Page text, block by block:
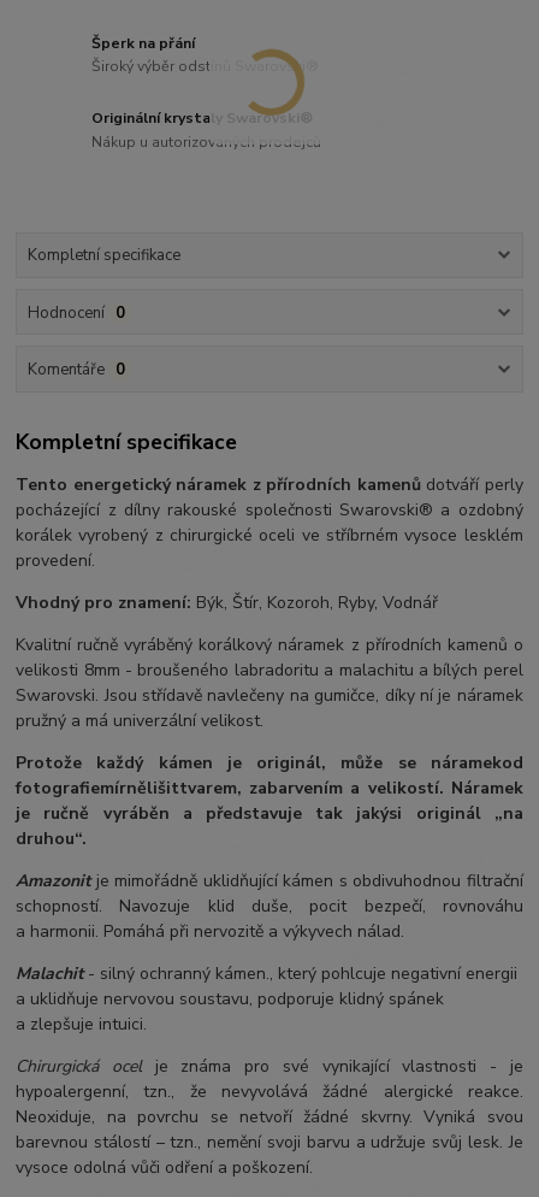
Šperk na přání
Široký výběr odstínů Swarovski®
Originální krystaly Swarovski®
Nákup u autorizovaných prodejců
Kompletní specifikace
Hodnocení 0
Komentáře 0
Kompletní specifikace
Tento energetický náramek z přírodních kamenů dotváří perly
pocházející z dílny rakouské společnosti Swarovski® a ozdobný
korálek vyrobený z chirurgické oceli ve stříbrném vysoce lesklém
provedení.
Vhodný pro znamení: Býk, Štír, Kozoroh, Ryby, Vodnář
Kvalitní ručně vyráběný korálkový náramek z přírodních kamenů o
velikosti 8mm - broušeného labradoritu a malachitu a bílých perel
Swarovski. Jsou střídavě navlečeny na gumičce, díky ní je náramek
pružný a má univerzální velikost.
Protože každý kámen je originál, může se náramekod
fotografiemírnělišittvarem, zabarvením a velikostí. Náramek
je ručně vyráběn a představuje tak jakýsi originál „na
druhou“.
Amazonit je mimořádně uklidňující kámen s obdivuhodnou filtrační
schopností. Navozuje klid duše, pocit bezpečí, rovnováhu
a harmonii. Pomáhá při nervozitě a výkyvech nálad.
Malachit- silný ochranný kámen., který pohlcuje negativní energii
a uklidňuje nervovou soustavu, podporuje klidný spánek
a zlepšuje intuici.
Chirurgická ocelje známa pro své vynikající vlastnosti - je
hypoalergenní, tzn., že nevyvolává žádné alergické reakce.
Neoxiduje, na povrchu se netvoří žádné skvrny. Vyniká svou
barevnou stálostí – tzn., nemění svoji barvu a udržuje svůj lesk. Je
vysoce odolná vůči odření a poškození.